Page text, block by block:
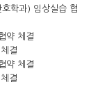
호학과) 임상실습 협
약 체결
결
약 체결
결